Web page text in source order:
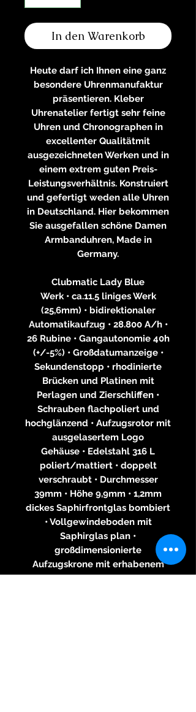
In den Warenkorb
Heute darf ich Ihnen eine ganz
besondere Uhrenmanufaktur
präsentieren. Kleber
Uhrenatelier fertigt sehr feine
Uhren und Chronographen in
excellenter Qualitätmit
ausgezeichneten Werken und in
einem extrem guten Preis-
Leistungsverhältnis. Konstruiert
und gefertigt weden alle Uhren
in Deutschland. Hier bekommen
Sie ausgefallen schöne Damen
Armbanduhren, Made in
Germany.
Clubmatic Lady Blue
Werk • ca.11.5 liniges Werk
(25,6mm) • bidirektionaler
Automatikaufzug • 28.800 A/h •
26 Rubine • Gangautonomie 40h
(+/-5%) • Großdatumanzeige •
Sekundenstopp • rhodinierte
Brücken und Platinen mit
Perlagen und Zierschliffen •
Schrauben flachpoliert und
hochglänzend • Aufzugsrotor mit
ausgelasertem Logo
Gehäuse • Edelstahl 316 L
poliert/mattiert • doppelt
verschraubt • Durchmesser
39mm • Höhe 9,9mm • 1,2mm
dickes Saphirfrontglas bombiert
• Vollgewindeboden mit
Saphirglas plan •
großdimensionierte
Aufzugskrone mit erhabenem
Logo